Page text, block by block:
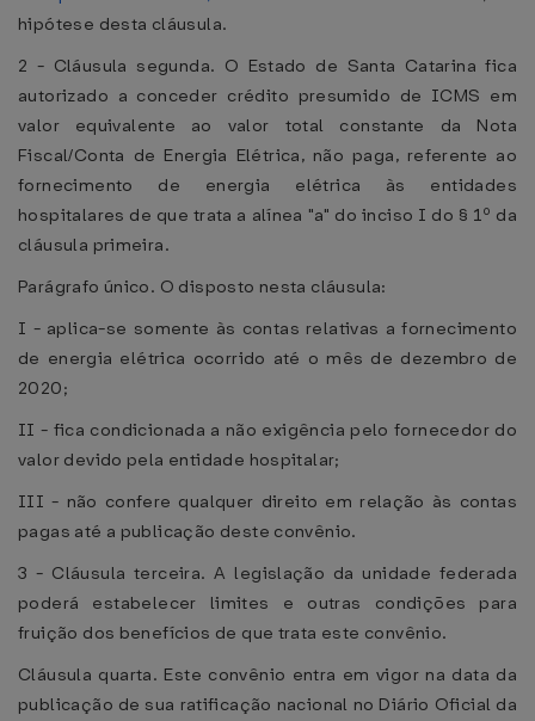
hipótese desta cláusula.
2 - Cláusula segunda. O Estado de Santa Catarina fica
autorizado a conceder crédito presumido de ICMS em
valor equivalente ao valor total constante da Nota
Fiscal/Conta de Energia Elétrica, não paga, referente ao
fornecimento de energia elétrica às entidades
hospitalares de que trata a alínea "a" do inciso I do § 1º da
cláusula primeira.
Parágrafo único. O disposto nesta cláusula:
I - aplica-se somente às contas relativas a fornecimento
de energia elétrica ocorrido até o mês de dezembro de
2020;
II - fica condicionada a não exigência pelo fornecedor do
valor devido pela entidade hospitalar;
III - não confere qualquer direito em relação às contas
pagas até a publicação deste convênio.
3 - Cláusula terceira. A legislação da unidade federada
poderá estabelecer limites e outras condições para
fruição dos benefícios de que trata este convênio.
Cláusula quarta. Este convênio entra em vigor na data da
publicação de sua ratificação nacional no Diário Oficial da